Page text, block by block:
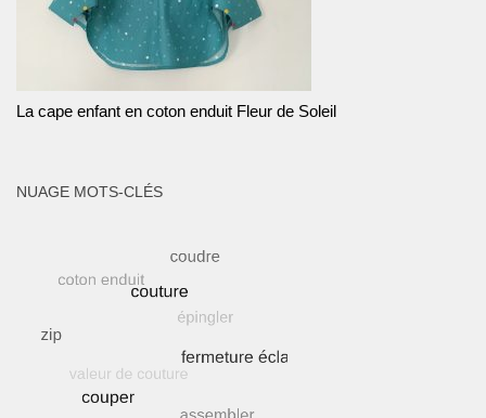
La cape enfant en coton enduit Fleur de Soleil
NUAGE MOTS-CLÉS